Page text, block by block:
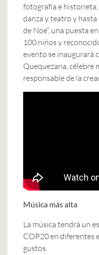
fotografía e
danza y teatro y
de Noé”, una puesta
100 niños y
evento se inaugurará
Quequezana, célebre
responsable de la
Música más alta
La música tendrá un
COP20 en diferentes
gustos.